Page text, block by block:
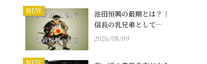
NEW
池田恒興の最期とは？｜
信長の乳兄弟として…
2026/08/09